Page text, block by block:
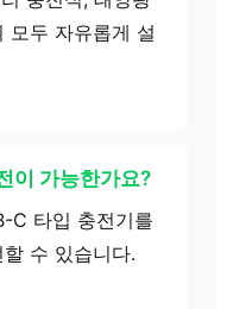
모두 자유롭게 설
이 가능한가요?
C 타입 충전기를
수 있습니다.